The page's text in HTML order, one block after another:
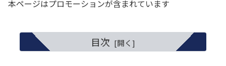
本ページはプロモーションが含まれています
目次